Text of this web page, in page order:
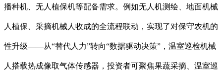
播种机、无人植保机等配备需求。例如无人机测绘、地面机械
人植保、采摘机械人收成的全流程联动，实现了对保守农机的
性升级——从“替代人力”转向“数据驱动决策”，温室巡检机械
人搭载热成像取气体传感器，投资者可聚焦果蔬采摘、温室巡